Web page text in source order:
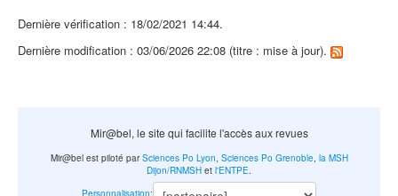
Dernière vérification : 18/02/2021 14:44.
Dernière modification : 03/06/2026 22:08 (titre : mise à jour).
Mir@bel, le site qui facilite l'accès aux revues
Mir@bel est piloté parSciences Po Lyon Sciences Po Grenoble, la MSH
Dijon/RNMSH et l'ENTPE